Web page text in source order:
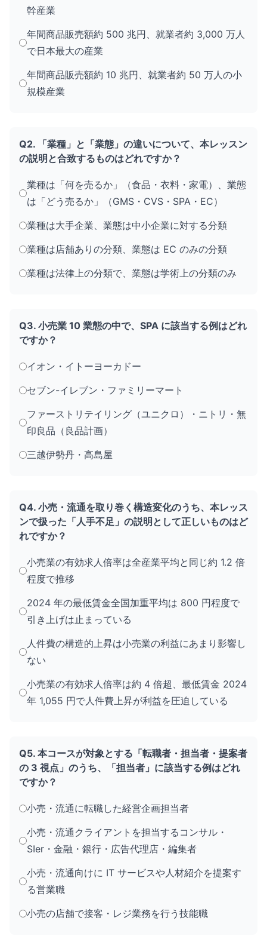
幹産業
年間商品販売額約 500 兆円、就業者約 3,000 万人
で日本最大の産業
年間商品販売額約 10 兆円、就業者約 50 万人の小
規模産業
Q2. 「業種」と「業態」の違いについて、本レッスン
の説明と合致するものはどれですか？
業種は「何を売るか」（食品・衣料・家電）、業態
は「どう売るか」（GMS・CVS・SPA・EC）
業種は大手企業、業態は中小企業に対する分類
業種は店舗ありの分類、業態は EC のみの分類
業種は法律上の分類で、業態は学術上の分類のみ
Q3. 小売業 10 業態の中で、SPA に該当する例はどれ
ですか？
イオン・イトーヨーカドー
セブン-イレブン・ファミリーマート
ファーストリテイリング（ユニクロ）・ニトリ・無
印良品（良品計画）
三越伊勢丹・高島屋
Q4. 小売・流通を取り巻く構造変化のうち、本レッス
ンで扱った「人手不足」の説明として正しいものはど
れですか？
小売業の有効求人倍率は全産業平均と同じ約 1.2 倍
程度で推移
2024 年の最低賃金全国加重平均は 800 円程度で
引き上げは止まっている
人件費の構造的上昇は小売業の利益にあまり影響し
ない
小売業の有効求人倍率は約 4 倍超、最低賃金 2024
年 1,055 円で人件費上昇が利益を圧迫している
Q5. 本コースが対象とする「転職者・担当者・提案者
の 3 視点」のうち、「担当者」に該当する例はどれ
ですか？
小売・流通に転職した経営企画担当者
小売・流通クライアントを担当するコンサル・
SIer・金融・銀行・広告代理店・編集者
小売・流通向けに IT サービスや人材紹介を提案す
る営業職
小売の店舗で接客・レジ業務を行う技能職